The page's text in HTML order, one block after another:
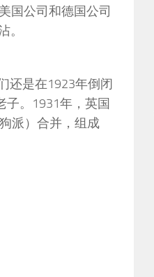
国公司和德国公司
。
还是在1923年倒闭
子。1931年，英国
派）合并，组成